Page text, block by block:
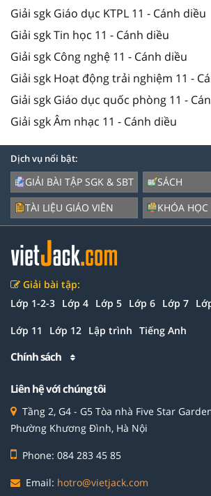
Giải sgk Giáo dục KTPL 11 - Cánh diều
Giải sgk Tin học 11 - Cánh diều
Giải sgk Công nghệ 11 - Cánh diều
Giải sgk Hoạt động trải nghiệm 11 -
Giải sgk Giáo dục quốc phòng 11 -
Giải sgk Âm nhạc 11 - Cánh diều
Dịch vụ nổi bật:
GIẢI BÀI TẬP SGK & SBT
TÀI LIỆU GIÁO VIÊN
SÁCH
KHÓA HỌC
Giải bài tập:
Lớp 1-2-3 Lớp 4 Lớp 5 Lớp 6 Lớp 7
Lớp 11 Lớp 12 Lập trình Tiếng Anh
Chính sách
Liên hệ với chúng tôi
Tầng 2, G4 - G5 Tòa nhà Five Star
Phường Khương Đình, Hà Nội
Phone: 084 283 45 85
Email: hotro@vietjack.com